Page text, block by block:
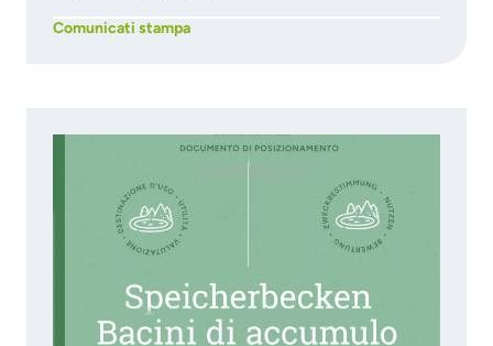
Comunicati stampa